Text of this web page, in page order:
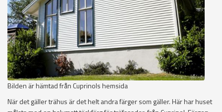
Bilden är hämtad från Cuprinols hemsida
När det gäller trähus är det helt andra färger som gäller. Här har huset